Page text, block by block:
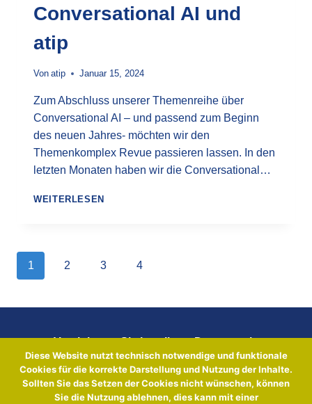
FRAMEWORK
Conversational AI und
atip
Von atip Januar 15, 2024
Zum Abschluss unserer Themenreihe über
Conversational AI – und passend zum Beginn
des neuen Jahres- möchten wir den
Themenkomplex Revue passieren lassen. In den
letzten Monaten haben wir die Conversational…
WEITERLESEN
Seitennavigation
1 2 3 4
Vereinbaren Sie jetzt Ihren Demotermin
Sales Team
atip GmbH
Diese Website nutzt technisch notwendige und funktionale
Cookies für die korrekte Darstellung und Nutzung der Inhalte.
Sollten Sie das Setzen der Cookies nicht wünschen, können
Sie die Nutzung ablehnen, dies kann mit einer